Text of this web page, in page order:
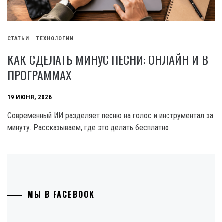
СТАТЬИ ТЕХНОЛОГИИ
КАК СДЕЛАТЬ МИНУС ПЕСНИ: ОНЛАЙН И В
ПРОГРАММАХ
19 ИЮНЯ, 2026
Современный ИИ разделяет песню на голос и инструментал за
минуту. Рассказываем, где это делать бесплатно
МЫ В FACEBOOK